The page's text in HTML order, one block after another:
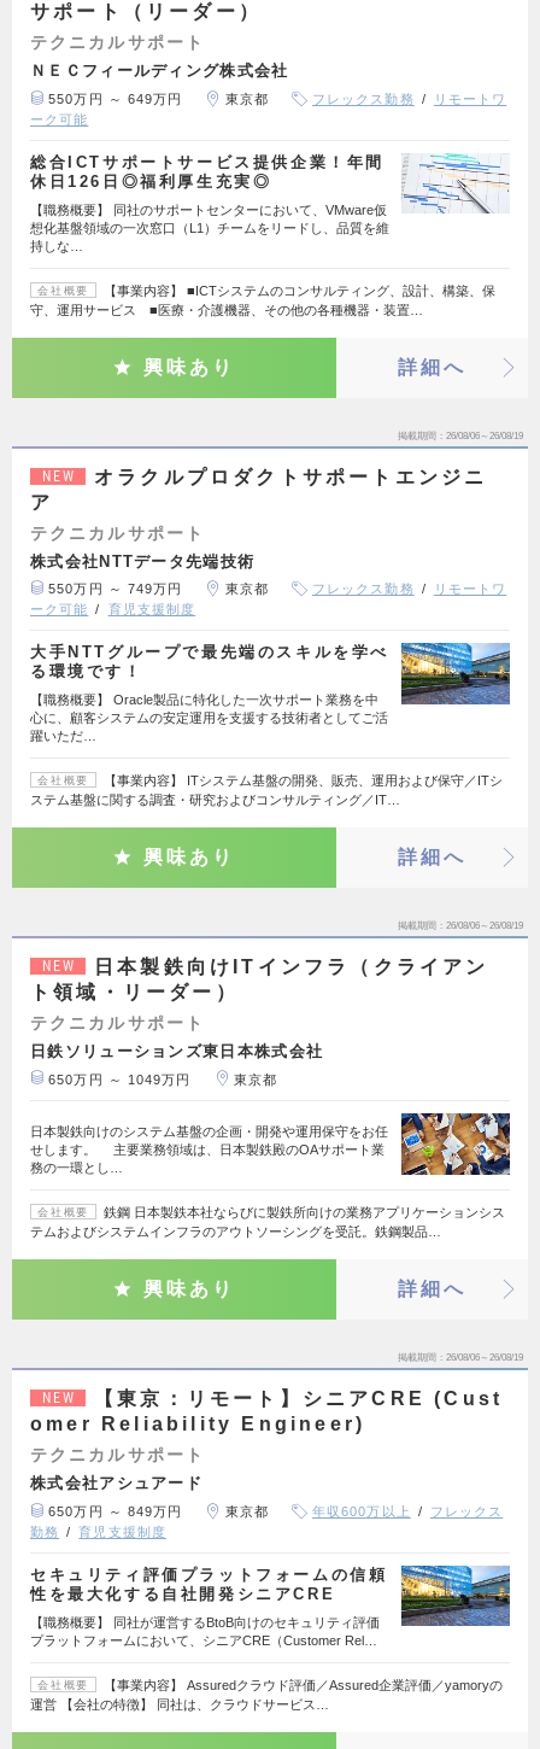
サポート（リーダー）
テクニカルサポート
ＮＥＣフィールディング株式会社
550万円 ～ 649万円 東京都 フレックス勤務
リモートワ
ーク可能
総合ICTサポートサービス提供企業！年間
休日126日◎福利厚生充実◎
【職務概要】 同社のサポートセンターにおいて、VMware仮
想化基盤領域の一次窓口（L1）チームをリードし、品質を維
持しな…
会社概要
【事業内容】 ■ICTシステムのコンサルティング、設計、構築、保
守、運用サービス ■医療・介護機器、その他の各種機器・装置…
興味あり 詳細へ
掲載期間 26/08/06～26/08/19
NEW
オラクルプロダクトサポートエンジニ
ア
テクニカルサポート
株式会社NTTデータ先端技術
550万円 ～ 749万円 東京都 フレックス勤務
リモートワ
ーク可能
育児支援制度
大手NTTグループで最先端のスキルを学べ
る環境です！
【職務概要】 Oracle製品に特化した一次サポート業務を中
心に、顧客システムの安定運用を支援する技術者としてご活
躍いただ…
会社概要
【事業内容】 ITシステム基盤の開発、販売、運用および保守／ITシ
ステム基盤に関する調査・研究およびコンサルティング／IT…
興味あり 詳細へ
掲載期間 26/08/06～26/08/19
NEW
日本製鉄向けITインフラ（クライアン
ト領域・リーダー）
テクニカルサポート
日鉄ソリューションズ東日本株式会社
650万円 ～ 1049万円 東京都
日本製鉄向けのシステム基盤の企画・開発や運用保守をお任
せします。 主要業務領域は、日本製鉄殿のOAサポート業
務の一環とし…
会社概要
鉄鋼 日本製鉄本社ならびに製鉄所向けの業務アプリケーションシス
テムおよびシステムインフラのアウトソーシングを受託。鉄鋼製品…
興味あり 詳細へ
掲載期間 26/08/06～26/08/19
NEW
【東京：リモート】シニアCRE (Cust
omer Reliability Engineer)
テクニカルサポート
株式会社アシュアード
650万円 ～ 849万円 東京都 年収600万以上
フレックス
勤務
育児支援制度
セキュリティ評価プラットフォームの信頼
性を最大化する自社開発シニアCRE
【職務概要】 同社が運営するBtoB向けのセキュリティ評価
プラットフォームにおいて、シニアCRE（Customer Rel…
会社概要
【事業内容】 Assuredクラウド評価／Assured企業評価／yamoryの
運営 【会社の特徴】 同社は、クラウドサービス…